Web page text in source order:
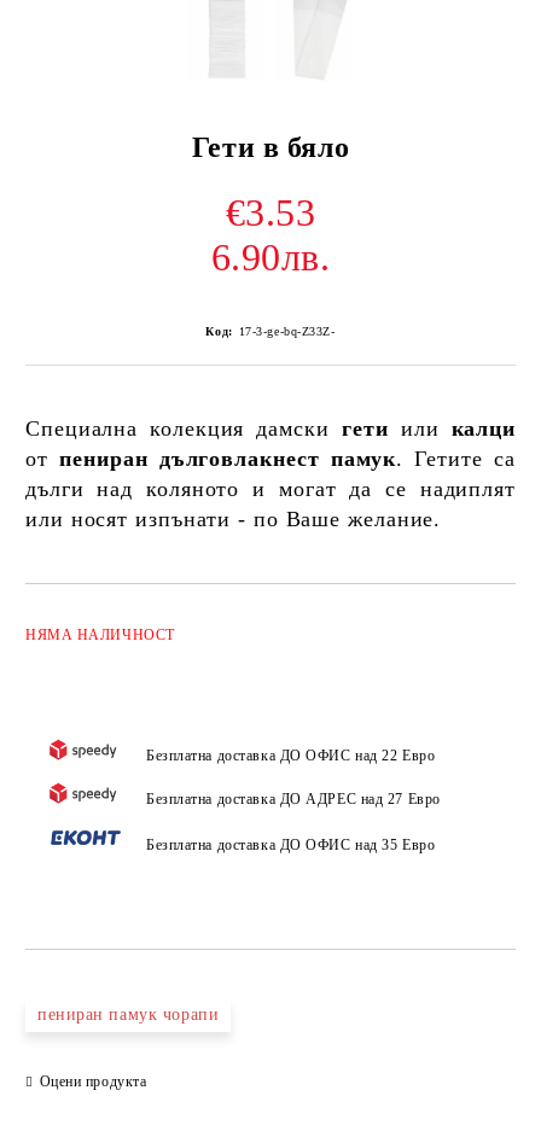
Гети в бяло
€3.53
6.90лв.
Код: 17-3-ge-bq-Z33Z-
Специална колекция дамски гети или калци
отпениран дълговлакнест памук. Гетите са
дълги над коляното и могат да се надиплят
или носят изпънати - по Ваше желание.
НЯМА НАЛИЧНОСТ
Безплатна доставка ДО ОФИС над 22 Евро
Безплатна доставка ДО АДРЕС над 27 Евро
Безплатна доставка ДО ОФИС над 35 Евро
пениран памук чорапи
Оцени продукта